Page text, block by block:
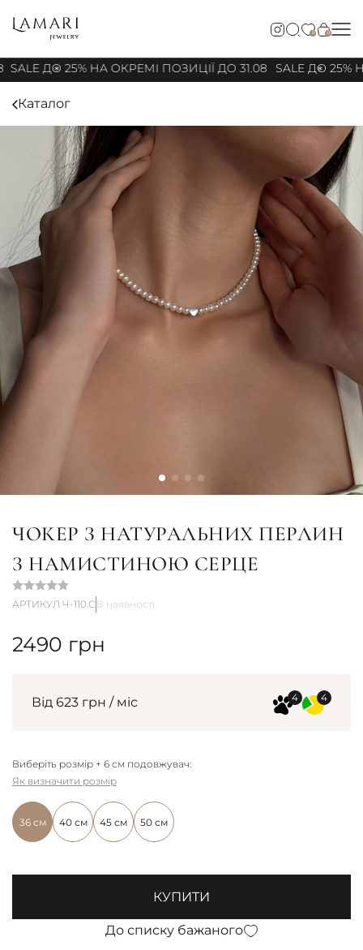
0 0
SALE ДО 25% НА ОКРЕМІ ПОЗИЦІЇ ДО 31.08 SALE ДО 25%
Каталог
ЧОКЕР З НАТУРАЛЬНИХ ПЕРЛИН
З НАМИСТИНОЮ СЕРЦЕ
АРТИКУЛ Ч-110.С В наявності
2490 грн
Від 623 грн / міс
Виберіть розмір + 6 см подовжувач:
36 см 40 см 45 см 50 см
Як визначити розмір
КУПИТИ
До списку бажаного